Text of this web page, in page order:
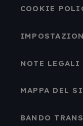
COOKIE
NOTE LEGALI
MAPPA DEL
BANDO